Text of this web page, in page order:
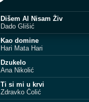
Dišem Al Nisam Živ
Dado Glišić
Kao domine
Hari Mata Hari
Dzukelo
Ana Nikolić
Ti si mi u krvi
Zdravko Čolić